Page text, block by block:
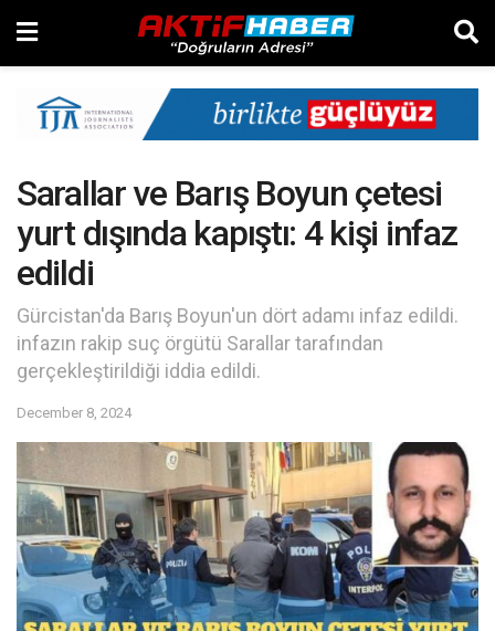
Sarallar ve Barış Boyun çetesi
yurt dışında kapıştı: 4 kişi infaz
edildi
Gürcistan'da Barış Boyun'un dört adamı infaz edildi.
infazın rakip suç örgütü Sarallar tarafından
gerçekleştirildiği iddia edildi.
December 8, 2024